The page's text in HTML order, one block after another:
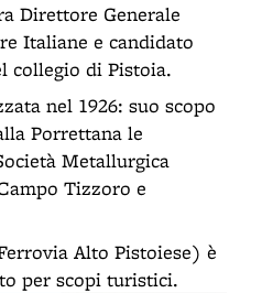
Direttore Generale
Italiane e candidato
collegio di Pistoia.
nel 1926: suo scopo
Porrettana le
Metallurgica
Tizzoro e
Alto Pistoiese) è
per scopi turistici.